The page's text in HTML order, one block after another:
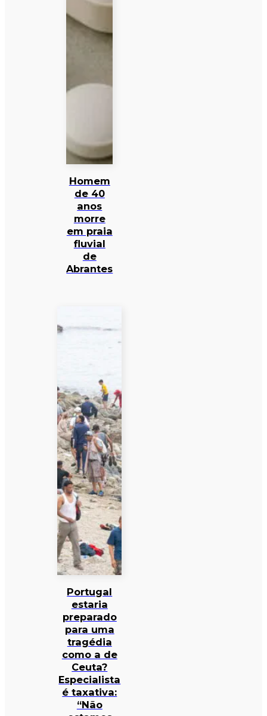
Homem
de 40
anos
morre
em praia
fluvial
de
Abrantes
Portugal
estaria
preparado
para uma
tragédia
como a de
Ceuta?
Especialista
é taxativa:
“Não